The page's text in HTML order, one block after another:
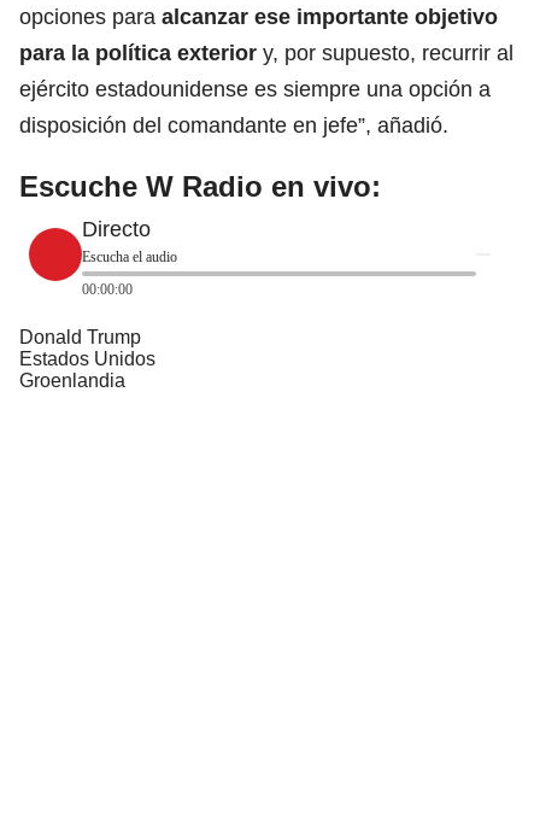
opciones para alcanzar ese importante objetivo
para la política exterior y, por supuesto, recurrir al
ejército estadounidense es siempre una opción a
disposición del comandante en jefe”, añadió.
Escuche W Radio en vivo:
Directo
Escucha el audio
00:00:00
Donald Trump
Estados Unidos
Groenlandia